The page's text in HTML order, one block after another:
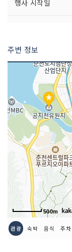
행사 시작일
행사 프로그램
주변 정보
500m
관광 숙박 음식 주차